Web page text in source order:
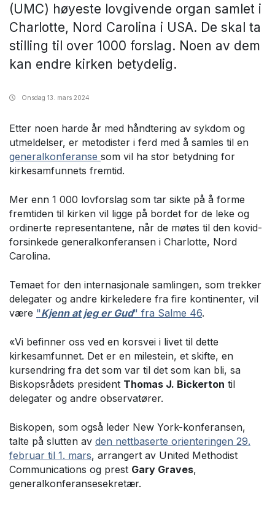
(UMC) høyeste lovgivende organ samlet i
Charlotte, Nord Carolina i USA. De skal ta
stilling til over 1000 forslag. Noen av dem
kan endre kirken betydelig.
Onsdag 13. mars 2024
Etter noen harde år med håndtering av sykdom og
utmeldelser, er metodister i ferd med å samles til en
generalkonferanse som vil ha stor betydning for
kirkesamfunnets fremtid.
Mer enn 1 000 lovforslag som tar sikte på å forme
fremtiden til kirken vil ligge på bordet for de leke og
ordinerte representantene, når de møtes til den kovid-
forsinkede generalkonferansen i Charlotte, Nord
Carolina.
Temaet for den internasjonale samlingen, som trekker
delegater og andre kirkeledere fra fire kontinenter, vil
være "Kjenn at jeg er Gud" fra Salme 46.
«Vi befinner oss ved en korsvei i livet til dette
kirkesamfunnet. Det er en milestein, et skifte, en
kursendring fra det som var til det som kan bli, sa
Biskopsrådets president Thomas J. Bickerton til
delegater og andre observatører.
Biskopen, som også leder New York-konferansen,
talte på slutten av den nettbaserte orienteringen 29.
februar til 1. mars, arrangert av United Methodist
Communications og prest Gary Graves,
generalkonferansesekretær.